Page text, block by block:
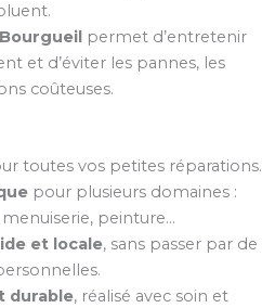
permet d’entretenir
et d’éviter les pannes, les
coûteuses.
toutes vos petites réparations.
pour plusieurs domaines :
peinture…
et locale, sans passer par de
durable, réalisé avec soin et